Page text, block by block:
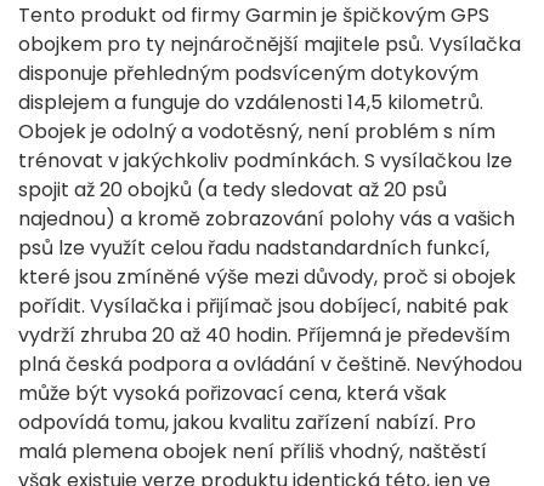
Tento produkt od firmy Garmin je špičkovým GPS
obojkem pro ty nejnáročnější majitele psů. Vysílačka
disponuje přehledným podsvíceným dotykovým
displejem a funguje do vzdálenosti 14,5 kilometrů.
Obojek je odolný a vodotěsný, není problém s ním
trénovat v jakýchkoliv podmínkách. S vysílačkou lze
spojit až 20 obojků (a tedy sledovat až 20 psů
najednou) a kromě zobrazování polohy vás a vašich
psů lze využít celou řadu nadstandardních funkcí,
které jsou zmíněné výše mezi důvody, proč si obojek
pořídit. Vysílačka i přijímač jsou dobíjecí, nabité pak
vydrží zhruba 20 až 40 hodin. Příjemná je především
plná česká podpora a ovládání v češtině. Nevýhodou
může být vysoká pořizovací cena, která však
odpovídá tomu, jakou kvalitu zařízení nabízí. Pro
malá plemena obojek není příliš vhodný, naštěstí